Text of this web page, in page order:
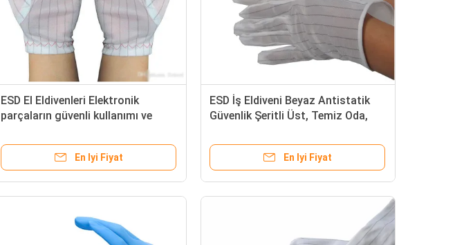
ESD El Eldivenleri Elektronik
parçaların güvenli kullanımı ve
için tasarlanmış anti-statik
En Iyi Fiyat
ESD İş Eldiveni Beyaz Antistatik
Güvenlik Şeritli Üst, Temiz Oda,
Kullanıma Uygun
En Iyi Fiyat